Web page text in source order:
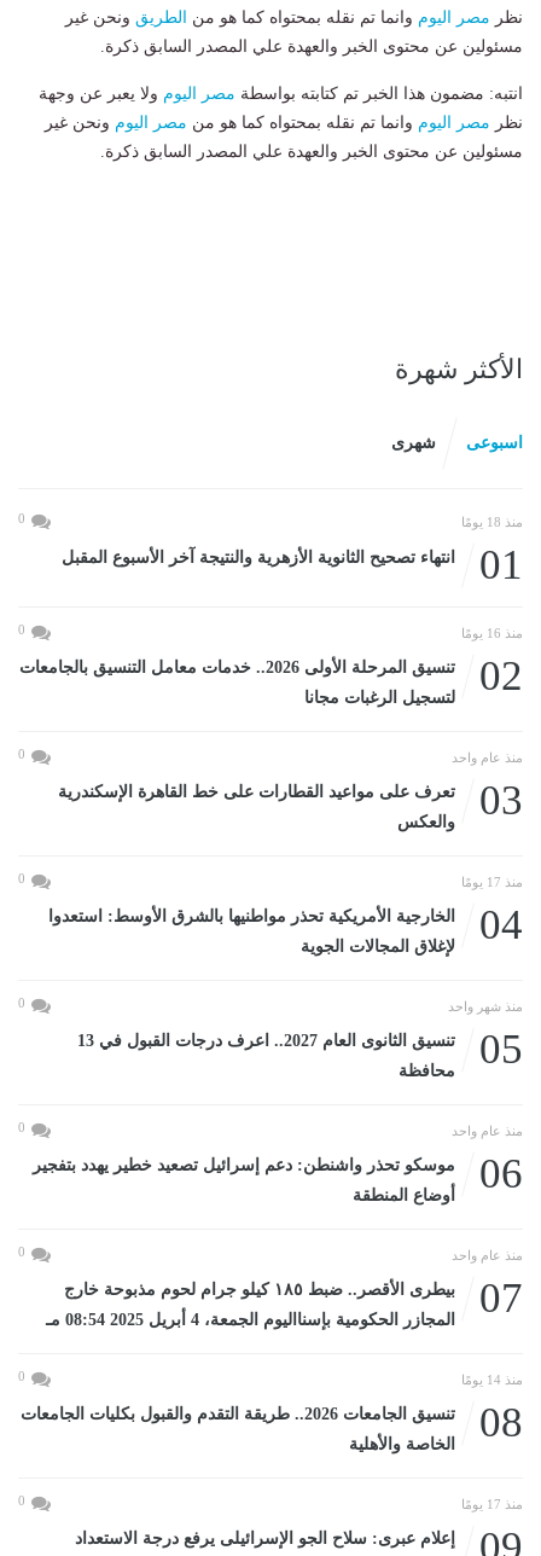
نظر مصر اليوم وانما تم نقله بمحتواه كما هو من الطريق ونحن غير
مسئولين عن محتوى الخبر والعهدة علي المصدر السابق ذكرة.
انتبه: مضمون هذا الخبر تم كتابته بواسطة مصر اليوم ولا يعبر عن وجهة
نظر مصر اليوم وانما تم نقله بمحتواه كما هو من مصر اليوم ونحن غير
مسئولين عن محتوى الخبر والعهدة علي المصدر السابق ذكرة.
الأكثر شهرة
اسبوعى شهرى
منذ 18 يومًا 0
01 انتهاء تصحيح الثانوية الأزهرية والنتيجة آخر الأسبوع المقبل
منذ 16 يومًا 0
02
تنسيق المرحلة الأولى 2026.. خدمات معامل التنسيق بالجامعات
لتسجيل الرغبات مجانا
منذ عام واحد 0
03
تعرف على مواعيد القطارات على خط القاهرة الإسكندرية
والعكس
منذ 17 يومًا 0
04
الخارجية الأمريكية تحذر مواطنيها بالشرق الأوسط: استعدوا
لإغلاق المجالات الجوية
منذ شهر واحد 0
05
تنسيق الثانوى العام 2027.. اعرف درجات القبول في 13
محافظة
منذ عام واحد 0
06
موسكو تحذر واشنطن: دعم إسرائيل تصعيد خطير يهدد بتفجير
أوضاع المنطقة
منذ عام واحد 0
07
بيطرى الأقصر.. ضبط ١٨٥ كيلو جرام لحوم مذبوحة خارج
المجازر الحكومية بإسنااليوم الجمعة، 4 أبريل 2025 08:54 مـ
منذ 14 يومًا 0
08
تنسيق الجامعات 2026.. طريقة التقدم والقبول بكليات الجامعات
الخاصة والأهلية
منذ 17 يومًا 0
إعلام عبرى: سلاح الجو الإسرائيلى يرفع درجة الاستعداد